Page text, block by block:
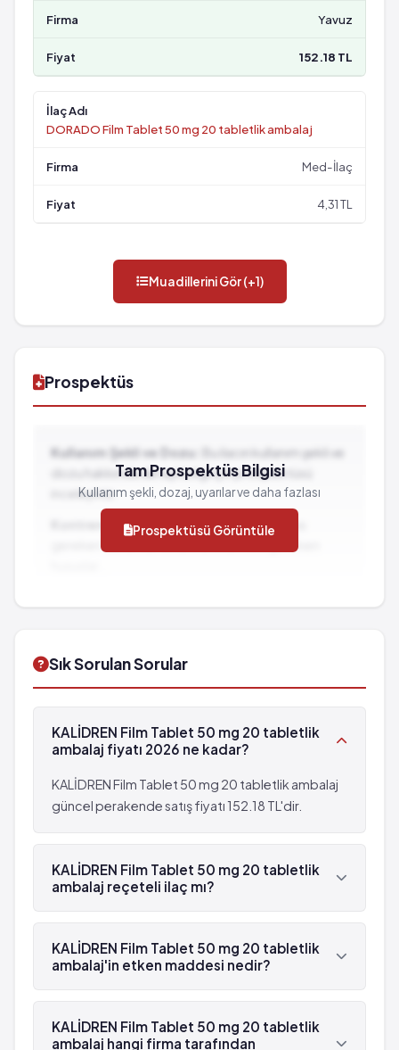
Yavuz
152.18 TL
DORADO Film Tablet 50 mg 20 tabletlik ambalaj
Med-İlaç
4,31 TL
Muadillerini Gör (+1)
Prospektüs
Kullanım Şekli ve Dozu:
Bu ilacın kullanım şekli ve
dozu hakkında detaylı bilgi için prospektüsü
inceleyiniz.
Kontrendikasyonlar:İlacın kullanılmaması
gereken durumlar ve dikkat edilmesi gereken
Tam Prospektüs Bilgisi
Kullanım şekli, dozaj, uyarılar ve daha fazlası
Prospektüsü Görüntüle
Sık Sorulan Sorular
KALİDREN Film Tablet 50 mg 20 tabletlik
ambalaj fiyatı 2026 ne kadar?
KALİDREN Film Tablet 50 mg 20 tabletlik ambalaj
güncel perakende satış fiyatı 152.18 TL'dir.
KALİDREN Film Tablet 50 mg 20 tabletlik
ambalaj reçeteli ilaç mı?
Evet, KALİDREN Film Tablet 50 mg 20 tabletlik
ambalaj beyaz reçetelidir.
KALİDREN Film Tablet 50 mg 20 tabletlik
ambalaj'in etken maddesi nedir?
KALİDREN Film Tablet 50 mg 20 tabletlik
ambalaj'in etken maddesi Diklofenak 'dür.
KALİDREN Film Tablet 50 mg 20 tabletlik
ambalaj hangi firma tarafından